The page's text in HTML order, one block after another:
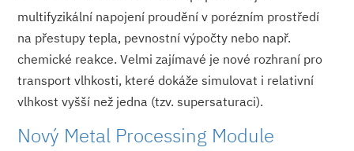
multifyzikální napojení proudění v porézním prostředí
na přestupy tepla, pevnostní výpočty nebo např.
chemické reakce. Velmi zajímavé je nové rozhraní pro
transport vlhkosti, které dokáže simulovat i relativní
vlhkost vyšší než jedna (tzv. supersaturaci).
Nový Metal Processing Module